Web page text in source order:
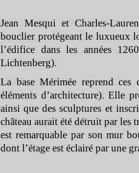
Jean Mesqui et Charles-
bouclier protégeant le luxueux
l’édifice dans les années
Lichtenberg).
La base Mérimée reprend
éléments d’architecture). Elle
ainsi que des sculptures et
château aurait été détruit par
est remarquable par son mur
dont l’étage est éclairé par une